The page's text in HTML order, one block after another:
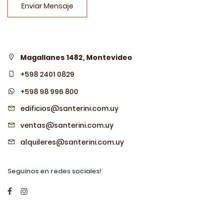
Enviar Mensaje
Magallanes 1482, Montevideo
+598 2401 0829
+598 98 996 800
edificios@santerini.com.uy
ventas@santerini.com.uy
alquileres@santerini.com.uy
Seguinos en redes sociales!